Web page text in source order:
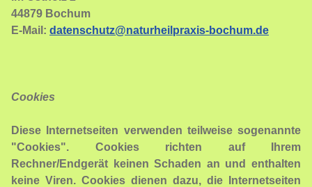
44879 Bochum
E-Mail: datenschutz@naturheilpraxis-bochum.de
Cookies
Diese Internetseiten verwenden teilweise sogenannte
"Cookies". Cookies richten auf Ihrem
Rechner/Endgerät keinen Schaden an und enthalten
keine Viren. Cookies dienen dazu, die Internetseiten